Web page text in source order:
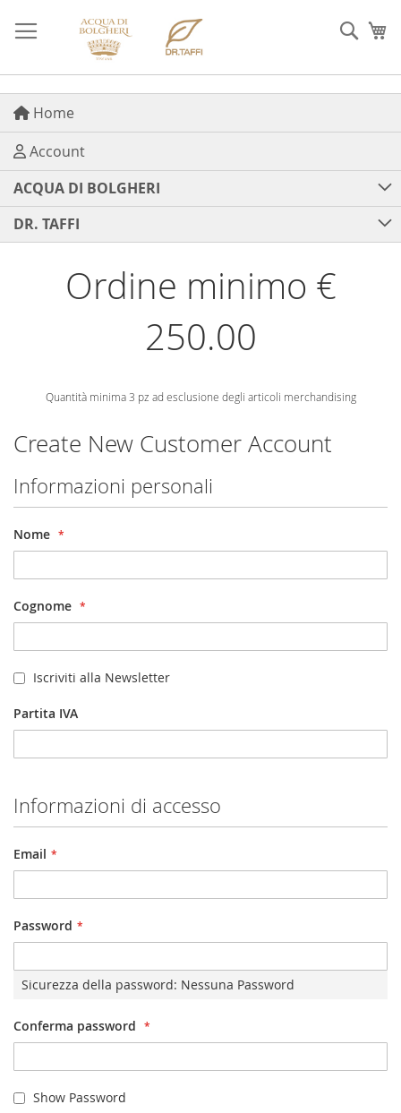
al
contenuto
Cerca
Home
Account
ACQUA DI BOLGHERI
DR. TAFFI
Ordine minimo €
250.00
Quantità minima 3 pz ad esclusione degli articoli merchandising
Create New Customer Account
Informazioni personali
Nome
Cognome
Iscriviti alla Newsletter
Partita IVA
Informazioni di accesso
Email
Password
Sicurezza della password: Nessuna Password
Conferma password
Show Password